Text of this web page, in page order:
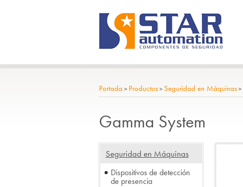
Portada > Productos>Seguridad en Máquinas>
Gamma System
Seguridad en Máquinas
Dispositivos de detección
de presencia